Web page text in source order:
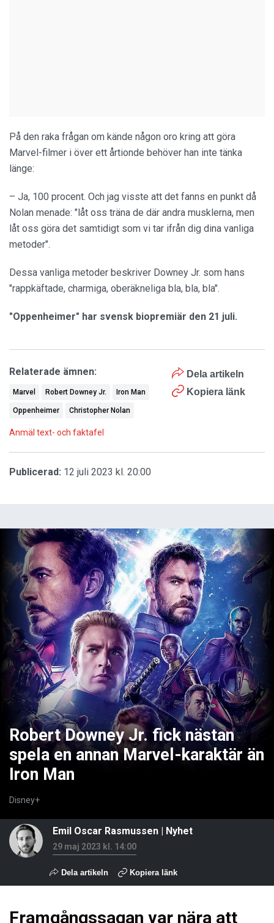
På den raka frågan om kände någon oro kring att göra
Marvel-filmer i över ett årtionde behöver han inte tänka
länge:
– Ja, 100 procent. Och jag visste att det fanns en punkt då
Nolan menade: "låt oss träna de där andra musklerna, men
låt oss göra det samtidigt som vi tar ifrån dig dina vanliga
metoder".
Dessa vanliga metoder beskriver Downey Jr. som hans
"rappkäftade, charmiga, oberäkneliga bla, bla, bla".
"Oppenheimer" har svensk biopremiär den 21 juli.
Dela artikeln
Kopiera länk
Relaterade ämnen:
Marvel Robert Downey Jr. Iron Man
Oppenheimer Christopher Nolan
Anmäl text- och faktafel
Publicerad: 12 juli 2023 kl. 20:00
Robert Downey Jr. fick nästan
spela en annan Marvel-karaktär än
Iron Man
Disney+
Emil Oscar Rasmussen | Nyhet
29 maj 2023 kl. 14:00
Dela artikeln Kopiera länk
Framgångssagan var nära att